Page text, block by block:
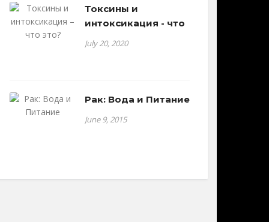
Токсины и
интоксикация - что
July 20, 2020
Рак: Вода и Питание
June 9, 2015